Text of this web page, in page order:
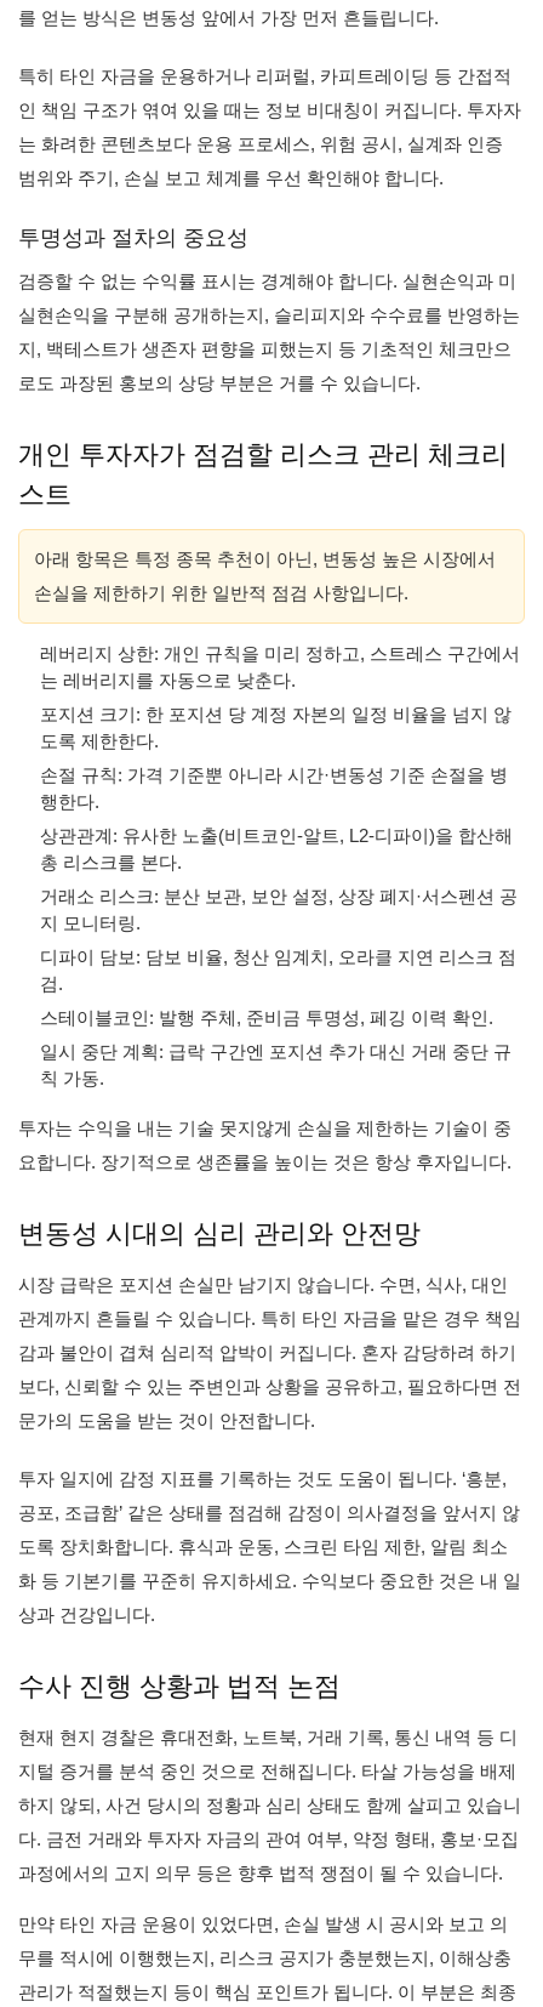
를 얻는 방식은 변동성 앞에서 가장 먼저 흔들립니다.
특히 타인 자금을 운용하거나 리퍼럴, 카피트레이딩 등 간접적
인 책임 구조가 엮여 있을 때는 정보 비대칭이 커집니다. 투자자
는 화려한 콘텐츠보다 운용 프로세스, 위험 공시, 실계좌 인증
범위와 주기, 손실 보고 체계를 우선 확인해야 합니다.
투명성과 절차의 중요성
검증할 수 없는 수익률 표시는 경계해야 합니다. 실현손익과 미
실현손익을 구분해 공개하는지, 슬리피지와 수수료를 반영하는
지, 백테스트가 생존자 편향을 피했는지 등 기초적인 체크만으
로도 과장된 홍보의 상당 부분은 거를 수 있습니다.
개인 투자자가 점검할 리스크 관리 체크리
스트
아래 항목은 특정 종목 추천이 아닌, 변동성 높은 시장에서
손실을 제한하기 위한 일반적 점검 사항입니다.
레버리지 상한: 개인 규칙을 미리 정하고, 스트레스 구간에서
는 레버리지를 자동으로 낮춘다.
포지션 크기: 한 포지션 당 계정 자본의 일정 비율을 넘지 않
도록 제한한다.
손절 규칙: 가격 기준뿐 아니라 시간·변동성 기준 손절을 병
행한다.
상관관계: 유사한 노출(비트코인-알트, L2-디파이)을 합산해
총 리스크를 본다.
거래소 리스크: 분산 보관, 보안 설정, 상장 폐지·서스펜션 공
지 모니터링.
디파이 담보: 담보 비율, 청산 임계치, 오라클 지연 리스크 점
검.
스테이블코인: 발행 주체, 준비금 투명성, 페깅 이력 확인.
일시 중단 계획: 급락 구간엔 포지션 추가 대신 거래 중단 규
칙 가동.
투자는 수익을 내는 기술 못지않게 손실을 제한하는 기술이 중
요합니다. 장기적으로 생존률을 높이는 것은 항상 후자입니다.
변동성 시대의 심리 관리와 안전망
시장 급락은 포지션 손실만 남기지 않습니다. 수면, 식사, 대인
관계까지 흔들릴 수 있습니다. 특히 타인 자금을 맡은 경우 책임
감과 불안이 겹쳐 심리적 압박이 커집니다. 혼자 감당하려 하기
보다, 신뢰할 수 있는 주변인과 상황을 공유하고, 필요하다면 전
문가의 도움을 받는 것이 안전합니다.
투자 일지에 감정 지표를 기록하는 것도 도움이 됩니다. ‘흥분,
공포, 조급함’ 같은 상태를 점검해 감정이 의사결정을 앞서지 않
도록 장치화합니다. 휴식과 운동, 스크린 타임 제한, 알림 최소
화 등 기본기를 꾸준히 유지하세요. 수익보다 중요한 것은 내 일
상과 건강입니다.
수사 진행 상황과 법적 논점
현재 현지 경찰은 휴대전화, 노트북, 거래 기록, 통신 내역 등 디
지털 증거를 분석 중인 것으로 전해집니다. 타살 가능성을 배제
하지 않되, 사건 당시의 정황과 심리 상태도 함께 살피고 있습니
다. 금전 거래와 투자자 자금의 관여 여부, 약정 형태, 홍보·모집
과정에서의 고지 의무 등은 향후 법적 쟁점이 될 수 있습니다.
만약 타인 자금 운용이 있었다면, 손실 발생 시 공시와 보고 의
무를 적시에 이행했는지, 리스크 공지가 충분했는지, 이해상충
관리가 적절했는지 등이 핵심 포인트가 됩니다. 이 부분은 최종